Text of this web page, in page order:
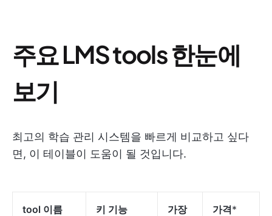
주요 LMS tools 한눈에
보기
최고의 학습 관리 시스템을 빠르게 비교하고 싶다
면, 이 테이블이 도움이 될 것입니다.
tool 이름 키 기능
가장
가격*